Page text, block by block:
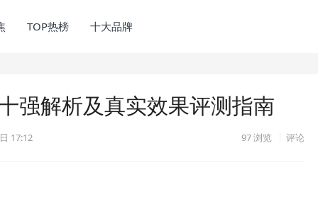
TOP热榜 十大品牌
强解析及真实效果评测指南
17:12 97浏览 评论